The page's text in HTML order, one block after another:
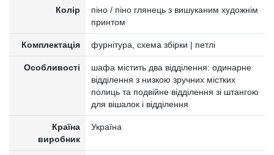
Колір
піно / піно глянець з вишуканим художнім
принтом
Комплектація фурнітура, схема збірки | петлі
Особливості
шафа містить два відділення: одинарне
відділення з низкою зручних містких
полиць та подвійне відділення зі штангою
для вішалок і відділення
Країна
виробник
Україна